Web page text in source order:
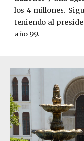
los 4 millones.
teniendo al
año 99.